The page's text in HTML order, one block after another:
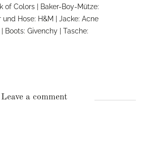
of Colors | Baker-Boy-Mütze:
und Hose: H&M | Jacke: Acne
Boots: Givenchy | Tasche:
Leave a comment